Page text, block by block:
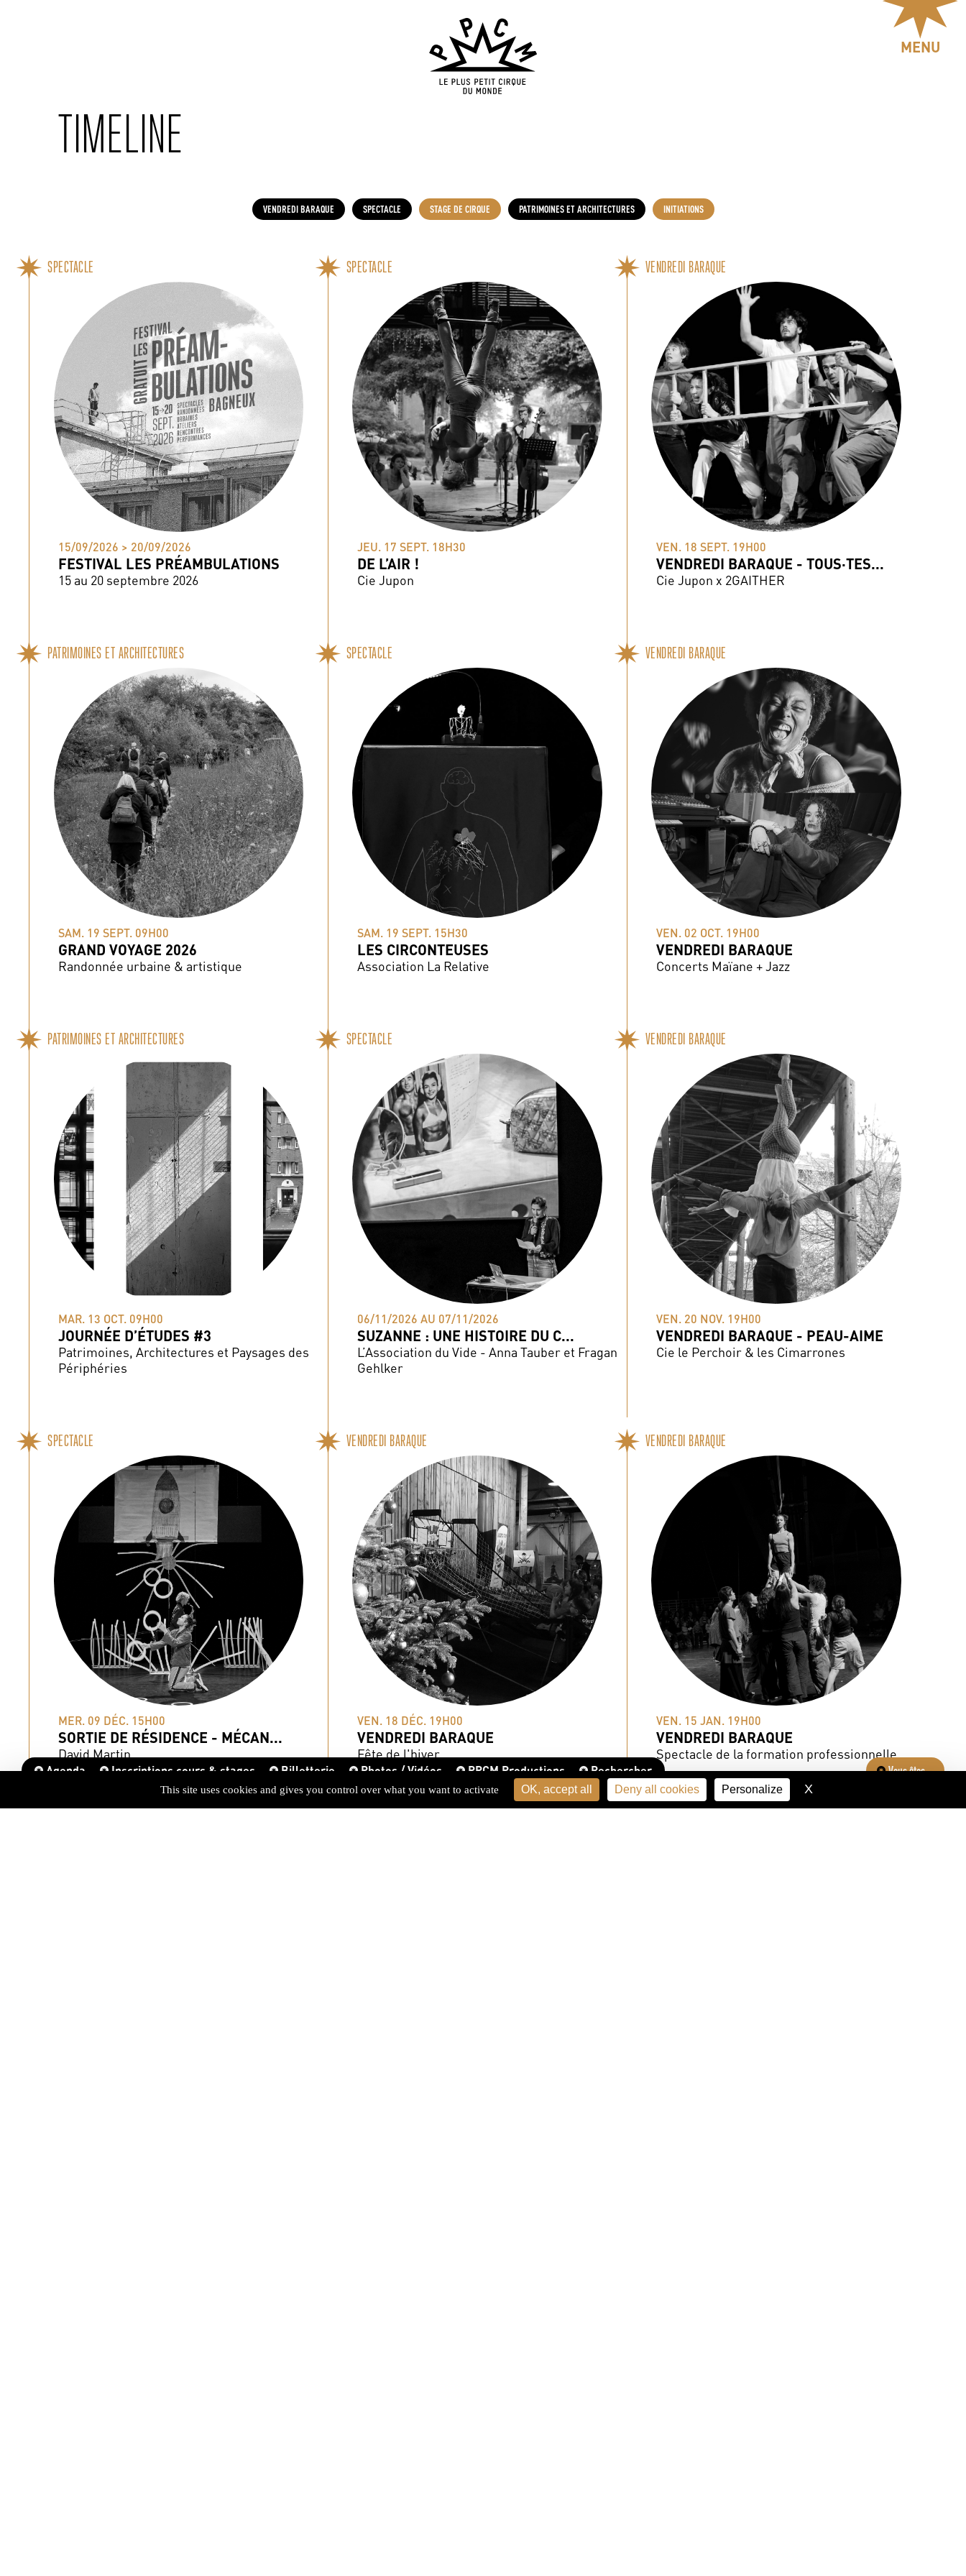
MENU
Agenda Inscriptions cours & stages Billetterie Photos / Vidéos PPCM Productions Rechercher Vous êtes...
TIMELINE
VENDREDI BARAQUE SPECTACLE STAGE DE CIRQUE PATRIMOINES ET ARCHITECTURES INITIATIONS
SPECTACLE
15/09/2026 > 20/09/2026
FESTIVAL LES PRÉAMBULATIONS
15 au 20 septembre 2026
SPECTACLE
JEU. 17 SEPT. 18H30
DE L’AIR !
Cie Jupon
VENDREDI BARAQUE
VEN. 18 SEPT. 19H00
VENDREDI BARAQUE - TOUS·TES...
Cie Jupon x 2GAITHER
PATRIMOINES ET ARCHITECTURES
SAM. 19 SEPT. 09H00
GRAND VOYAGE 2026
Randonnée urbaine & artistique
SPECTACLE
SAM. 19 SEPT. 15H30
LES CIRCONTEUSES
Association La Relative
VENDREDI BARAQUE
VEN. 02 OCT. 19H00
VENDREDI BARAQUE
Concerts Maïane + Jazz
PATRIMOINES ET ARCHITECTURES
MAR. 13 OCT. 09H00
JOURNÉE D’ÉTUDES #3
Patrimoines, Architectures et Paysages des
Périphéries
SPECTACLE
06/11/2026 AU 07/11/2026
SUZANNE : UNE HISTOIRE DU C...
L’Association du Vide - Anna Tauber et Fragan
Gehlker
VENDREDI BARAQUE
VEN. 20 NOV. 19H00
VENDREDI BARAQUE - PEAU-AIME
Cie le Perchoir & les Cimarrones
SPECTACLE
MER. 09 DÉC. 15H00
SORTIE DE RÉSIDENCE - MÉCAN...
David Martin
VENDREDI BARAQUE
VEN. 18 DÉC. 19H00
VENDREDI BARAQUE
Fête de l'hiver
VENDREDI BARAQUE
VEN. 15 JAN. 19H00
VENDREDI BARAQUE
Spectacle de la formation professionnelle
This site uses cookies and gives you control over what you want to activate OK, accept all Deny all cookies Personalize X